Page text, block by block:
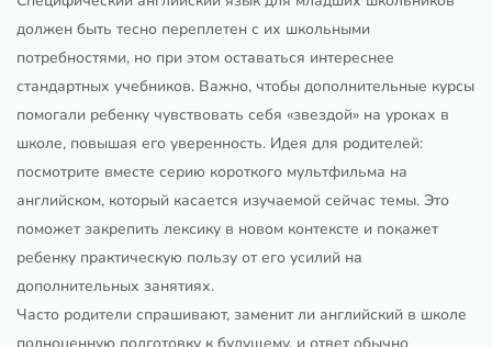
должен быть тесно переплетен с их школьными
потребностями, но при этом оставаться интереснее
стандартных учебников. Важно, чтобы дополнительные курсы
помогали ребенку чувствовать себя «звездой» на уроках в
школе, повышая его уверенность. Идея для родителей:
посмотрите вместе серию короткого мультфильма на
английском, который касается изучаемой сейчас темы. Это
поможет закрепить лексику в новом контексте и покажет
ребенку практическую пользу от его усилий на
дополнительных занятиях.
Часто родители спрашивают, заменит ли английский в школе